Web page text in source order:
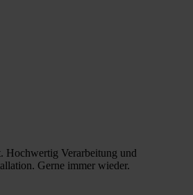
Hochwertig Verarbeitung und
Gerne immer wieder.